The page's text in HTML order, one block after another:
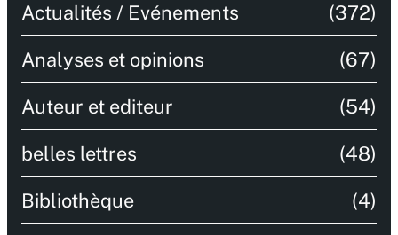
Actualités / Evénements (372)
Analyses et opinions (67)
Auteur et editeur (54)
belles lettres (48)
Bibliothèque (4)